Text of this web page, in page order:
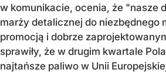
w komunikacie, ocenia, że "nasze
marży detalicznej do niezbędnego
promocją i dobrze
sprawiły, że w drugim kwartale
najtańsze paliwo w Unii